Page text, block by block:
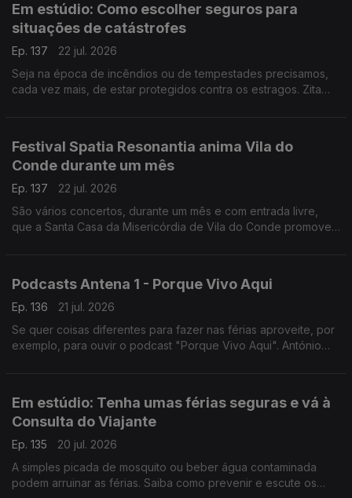
Em estúdio: Como escolher seguros para
situações de catástrofes
Ep. 137
22 jul. 2026
Seja na época de incêndios ou de tempestades precisamos,
cada vez mais, de estar protegidos contra os estragos. Zita
Festival Spatia Resonantia anima Vila do
Conde durante um mês
Ep. 137
22 jul. 2026
São vários concertos, durante um mês e com entrada livre,
que a Santa Casa da Misericórdia de Vila do Conde promove.
Podcasts Antena 1 - Porque Vivo Aqui
Ep. 136
21 jul. 2026
Se quer coisas diferentes para fazer nas férias aproveite, por
exemplo, para ouvir o podcast "Porque Vivo Aqui". António
Em estúdio: Tenha umas férias seguras e vá à
Consulta do Viajante
Ep. 135
20 jul. 2026
A simples picada de mosquito ou beber água contaminada
podem arruinar as férias. Saiba como prevenir e escute os